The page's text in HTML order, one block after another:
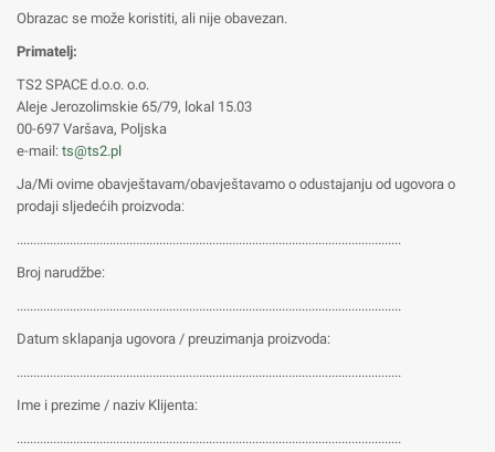
Obrazac se može koristiti, ali nije obavezan.
Primatelj:
TS2 SPACE d.o.o. o.o.
Aleje Jerozolimskie 65/79, lokal 15.03
00-697 Varšava, Poljska
e-mail: ts@ts2.pl
Ja/Mi ovime obavještavam/obavještavamo o odustajanju od ugovora o
prodaji sljedećih proizvoda:
....................................................................................................................
Broj narudžbe:
....................................................................................................................
Datum sklapanja ugovora / preuzimanja proizvoda:
....................................................................................................................
Ime i prezime / naziv Klijenta:
....................................................................................................................